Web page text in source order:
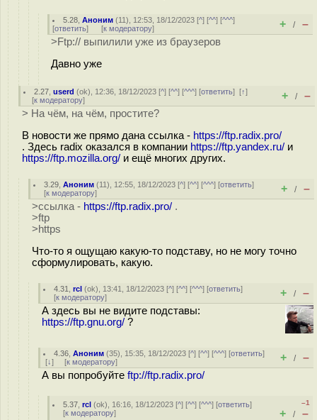
5.28 ,Аноним (11), 12:53, 18/12/2023 [^] [^^] [^^^]
[ответить] [к модератору] + / –
>Ftp:// выпилили уже из браузеров
Давно уже
2.27 ,userd (ok), 12:36, 18/12/2023 [^] [^^] [^^^] [ответить][↑]
[к модератору] + / –
> На чём, на чём, простите?
В новости же прямо дана ссылка - https://ftp.radix.pro/
. Здесь radix оказался в компании https://ftp.yandex.ru/ и
https://ftp.mozilla.org/ и ещё многих других.
3.29 ,Аноним (11), 12:55, 18/12/2023 [^] [^^] [^^^] [ответить]
[к модератору] + / –
>ссылка - https://ftp.radix.pro/ .
>ftp
>https
Что-то я ощущаю какую-то подставу, но не могу точно
сформулировать, какую.
4.31 ,rcl (ok), 13:41, 18/12/2023 [^] [^^] [^^^] [ответить]
[к модератору] + / –
А здесь вы не видите подставы:
https://ftp.gnu.org/ ?
4.36 ,Аноним (35), 15:35, 18/12/2023 [^] [^^] [^^^] [ответить]
[↓] [к модератору] + / –
А вы попробуйте ftp://ftp.radix.pro/
5.37 ,rcl (ok), 16:16, 18/12/2023 [^] [^^] [^^^] [ответить]
[к модератору]
–1
+ / –